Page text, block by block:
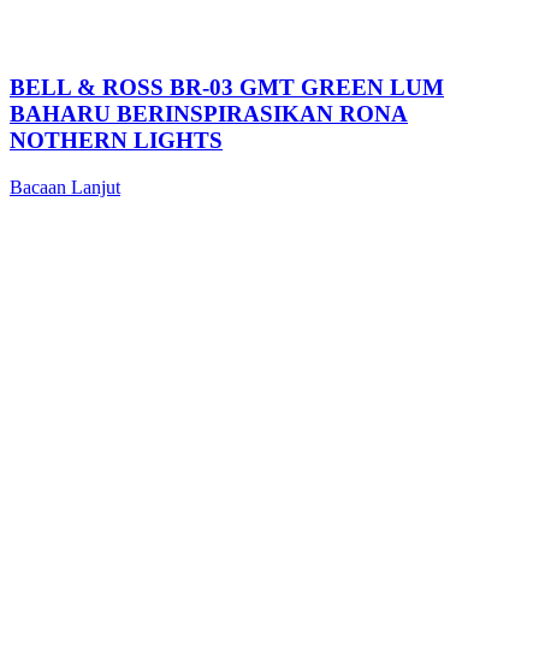
BELL & ROSS BR-03 GMT GREEN LUM
BAHARU BERINSPIRASIKAN RONA
NOTHERN LIGHTS
Bacaan Lanjut